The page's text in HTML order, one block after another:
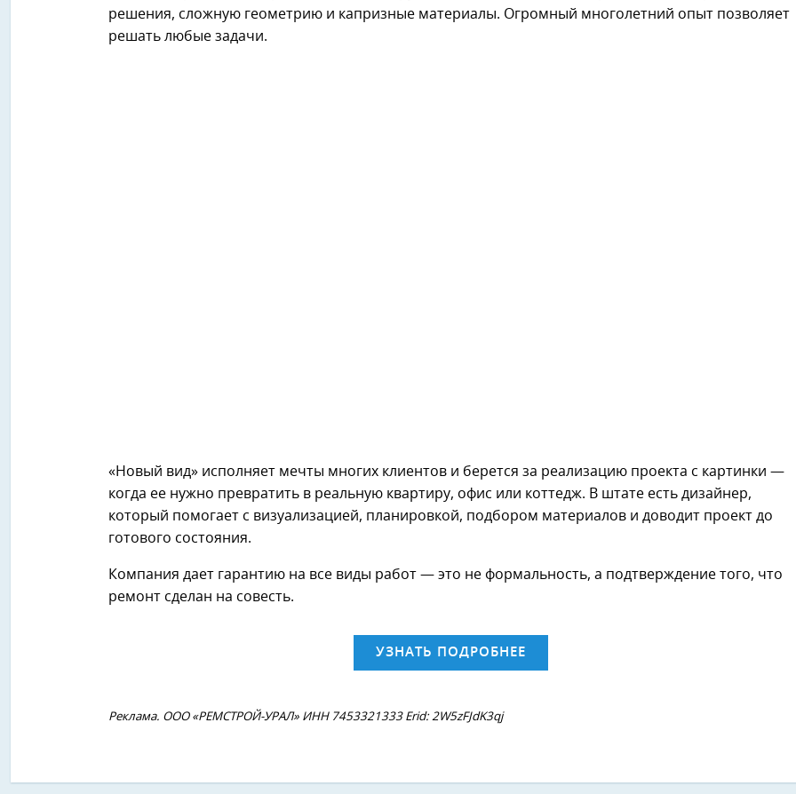
решения, сложную геометрию и капризные материалы. Огромный многолетний опыт позволяет
решать любые задачи.
«Новый вид» исполняет мечты многих клиентов и берется за реализацию проекта с картинки —
когда ее нужно превратить в реальную квартиру, офис или коттедж. В штате есть дизайнер,
который помогает с визуализацией, планировкой, подбором материалов и доводит проект до
готового состояния.
Компания дает гарантию на все виды работ — это не формальность, а подтверждение того, что
ремонт сделан на совесть.
УЗНАТЬ ПОДРОБНЕЕ
Реклама. ООО «РЕМСТРОЙ-УРАЛ» ИНН 7453321333 Erid: 2W5zFJdK3qj